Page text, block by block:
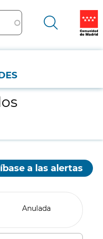
a las alertas
Anulada